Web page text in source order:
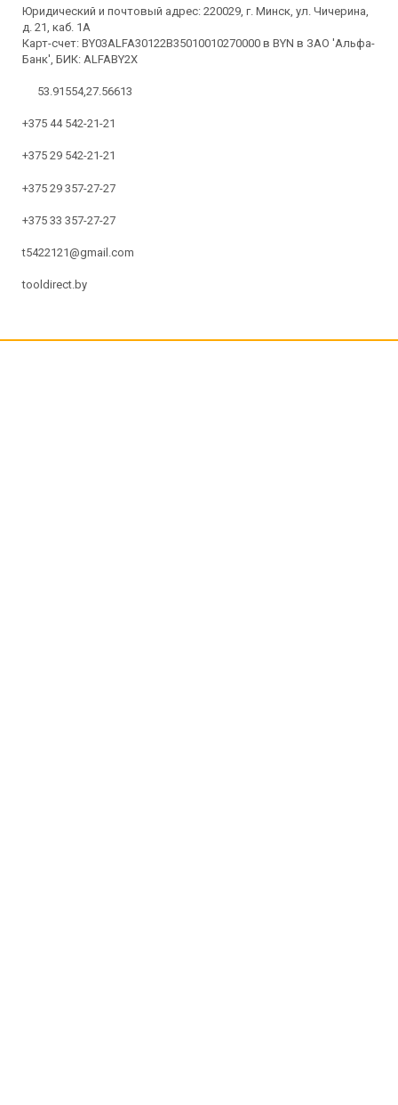
Юридический и почтовый адрес: 220029, г. Минск, ул. Чичерина,
д. 21, каб. 1А
Карт-счет: BY03ALFA30122B35010010270000 в BYN в ЗАО 'Альфа-
Банк', БИК: ALFABY2X
53.91554,27.56613
+375 44 542-21-21
+375 29 542-21-21
+375 29 357-27-27
+375 33 357-27-27
t5422121@gmail.com
tooldirect.by